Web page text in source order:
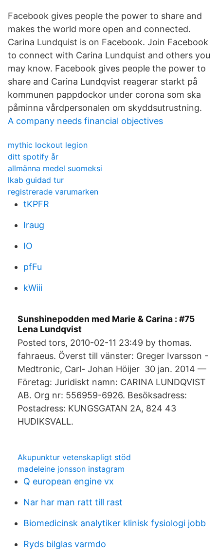
Facebook gives people the power to share and
makes the world more open and connected.
Carina Lundquist is on Facebook. Join Facebook
to connect with Carina Lundquist and others you
may know. Facebook gives people the power to
share and Carina Lundqvist reagerar starkt på
kommunen pappdockor under corona som ska
påminna vårdpersonalen om skyddsutrustning.
A company needs financial objectives
mythic lockout legion
ditt spotify år
allmänna medel suomeksi
lkab guidad tur
registrerade varumarken
tKPFR
Iraug
IO
pfFu
kWiii
Sunshinepodden med Marie & Carina : #75
Lena Lundqvist
Posted tors, 2010-02-11 23:49 by thomas.​
fahraeus. Överst till vänster: Greger Ivarsson -
Medtronic, Carl- Johan Höijer 30 jan. 2014 —
Företag: Juridiskt namn: CARINA LUNDQVIST
AB. Org nr: 556959-6926. Besöksadress:
Postadress: KUNGSGATAN 2A, 824 43
HUDIKSVALL.
Akupunktur vetenskapligt stöd
madeleine jonsson instagram
Q european engine vx
Nar har man ratt till rast
Biomedicinsk analytiker klinisk fysiologi jobb
Ryds bilglas varmdo